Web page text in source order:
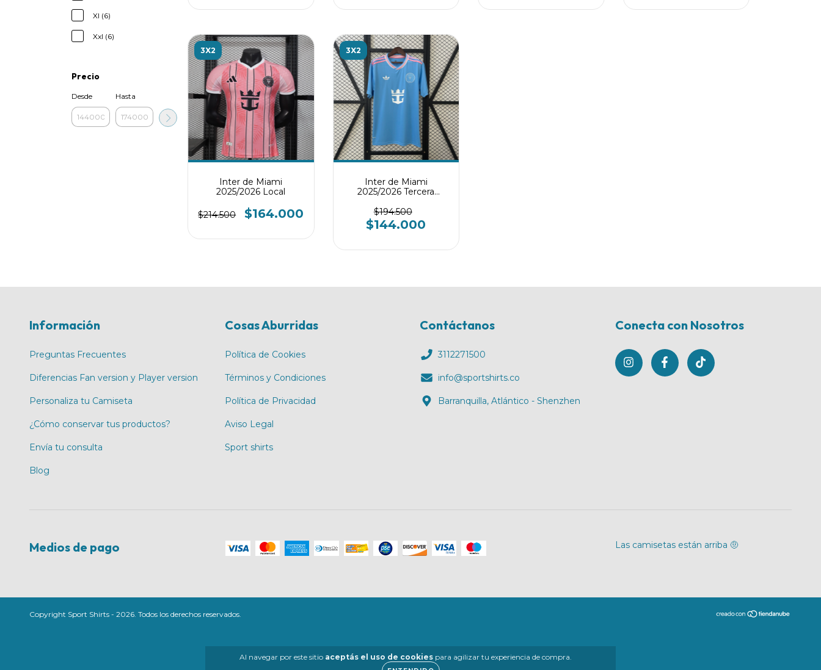
Al navegar por este sitio aceptás el uso de cookies para agilizar tu experiencia de compra.
Xl (6)
Xxl (6)
Precio
Desde Hasta
3X2
Inter de Miami
2025/2026 Local
$214.500 $164.000
3X2
Inter de Miami
2025/2026 Tercera
$194.500
$144.000
Información
Preguntas Frecuentes
Diferencias Fan version y Player version
Personaliza tu Camiseta
¿Cómo conservar tus productos?
Envía tu consulta
Blog
Cosas Aburridas
Política de Cookies
Términos y Condiciones
Política de Privacidad
Aviso Legal
Sport shirts
Contáctanos
3112271500
info@sportshirts.co
Barranquilla, Atlántico - Shenzhen
Conecta con Nosotros
Medios de pago Las camisetas están arriba 🤨
Copyright Sport Shirts - 2026. Todos los derechos reservados.